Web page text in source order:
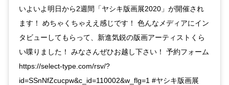
いよいよ明日から2週間「ヤシキ版画展2020」が開催され
ます！ めちゃくちゃええ感じです！ 色んなメディアにイン
タビューしてもらって、新進気鋭の版画アーティストくら
い喋りました！ みなさんぜひお越し下さい！ 予約フォーム
https://select-type.com/rsv/?
id=SSnNfZcucpw&c_id=110002&w_flg=1 #ヤシキ版画展